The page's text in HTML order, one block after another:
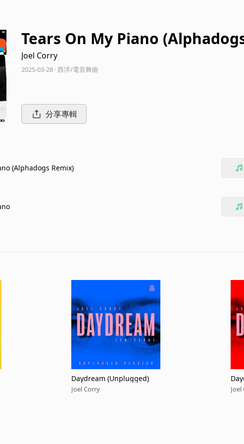
Tears On My Piano
Joel Corry
2025-03-28 · 西洋/電音舞曲
分享專輯
(Alphadogs Remix)
Daydream (Unplugged)
Joel Corry Joel